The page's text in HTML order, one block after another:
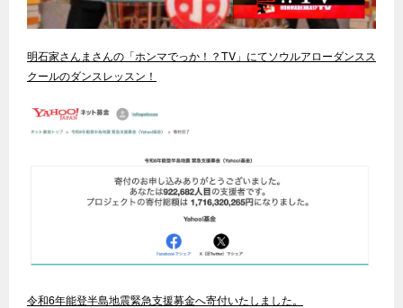
明石家さんまさんの「ホンマでっか！？TV」にてソウルアローダンスス
クールのダンスレッスン！
令和6年能登半島地震緊急支援募金へ寄付いたしました。